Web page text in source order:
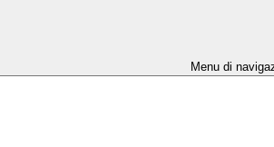
Menu di